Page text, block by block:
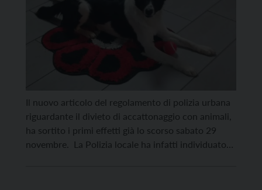
Il nuovo articolo del regolamento di polizia urbana
riguardante il divieto di accattonaggio con animali,
ha sortito i primi effetti già lo scorso sabato 29
novembre. La Polizia locale ha infatti individuato